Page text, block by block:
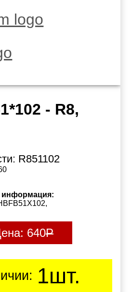
- R8,
R851102
информация:
640Р
1шт.